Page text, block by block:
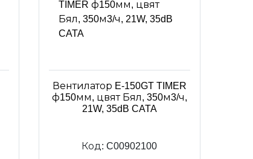
Име
Вентилатор E-150GT TIMER
ф150мм, цвят Бял, 350м3/ч,
21W, 35dB CATA
Код:C00902100